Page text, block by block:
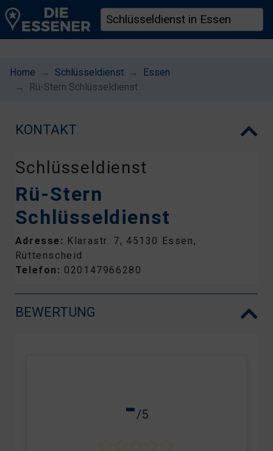
Home Schlüsseldienst
Essen
Rü-Stern Schlüsseldienst
KONTAKT
Schlüsseldienst
Rü-Stern
Schlüsseldienst
Adresse: Klarastr. 7, 45130 Essen,
Rüttenscheid
Telefon: 020147966280
BEWERTUNG
-/5